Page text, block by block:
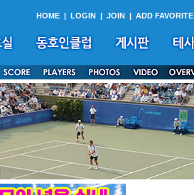
HOME | LOGIN | JOIN | ADD FAVORITE